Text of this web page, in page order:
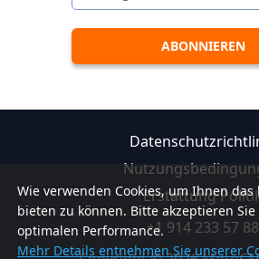
Wie verwenden Cookies, um Ihnen
bieten zu können. Bitte akzeptieren
optimalen Performance.
Mehr Details entnehmen Sie unserer
Erstattung
+1 914 233 57 88